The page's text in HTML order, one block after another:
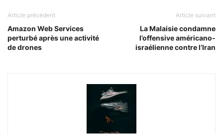
Article précédent
Amazon Web Services
perturbé après une activité
de drones
Article suivant
La Malaisie condamne
l’offensive américano-
israélienne contre l’Iran